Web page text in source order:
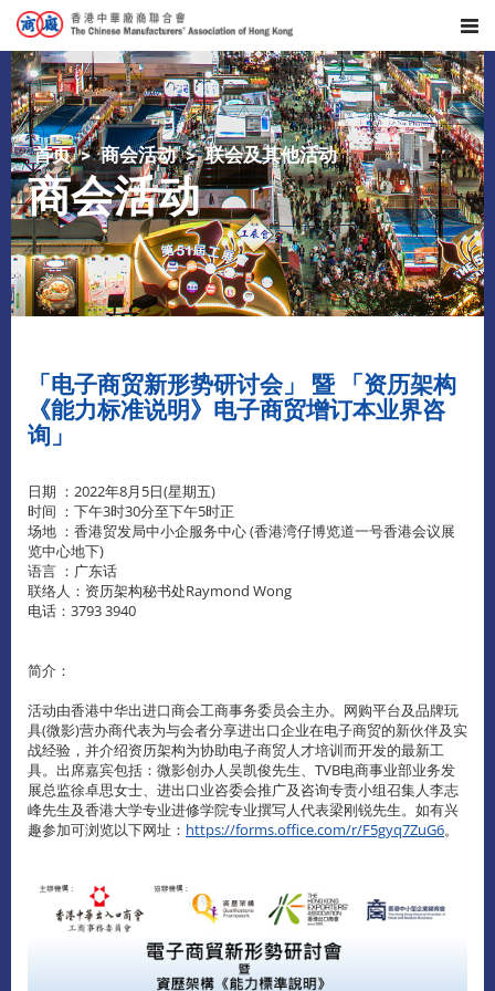
首页 商会活动 联会及其他活动
商会活动
「电子商贸新形势研讨会」 暨 「资历架构
《能力标准说明》电子商贸增订本业界咨
询」
日期 ：2022年8月5日(星期五)
时间 ：下午3时30分至下午5时正
场地 ：香港贸发局中小企服务中心 (香港湾仔博览道一号香港会议展
览中心地下)
语言 ：广东话
联络人：资历架构秘书处Raymond Wong
电话：3793 3940
简介：
活动由香港中华出进口商会工商事务委员会主办。网购平台及品牌玩
具(微影)营办商代表为与会者分享进出口企业在电子商贸的新伙伴及实
战经验，并介绍资历架构为协助电子商贸人才培训而开发的最新工
具。出席嘉宾包括：微影创办人吴凯俊先生、TVB电商事业部业务发
展总监徐卓思女士、进出口业咨委会推广及咨询专责小组召集人李志
峰先生及香港大学专业进修学院专业撰写人代表梁刚锐先生。如有兴
趣参加可浏览以下网址： https://forms.office.com/r/F5gyq7ZuG6。